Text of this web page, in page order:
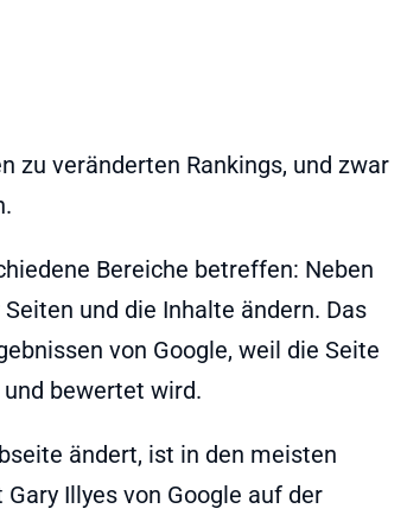
zu veränderten Rankings, und zwar
Bereiche betreffen: Neben
und die Inhalte ändern. Das
von Google, weil die Seite
bewertet wird.
ändert, ist in den meisten
Illyes von Google auf der